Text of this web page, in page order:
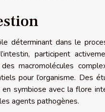
déterminant dans le
participent
macromolécules
pour l’organisme. Des
symbiose avec la flore
agents pathogènes.